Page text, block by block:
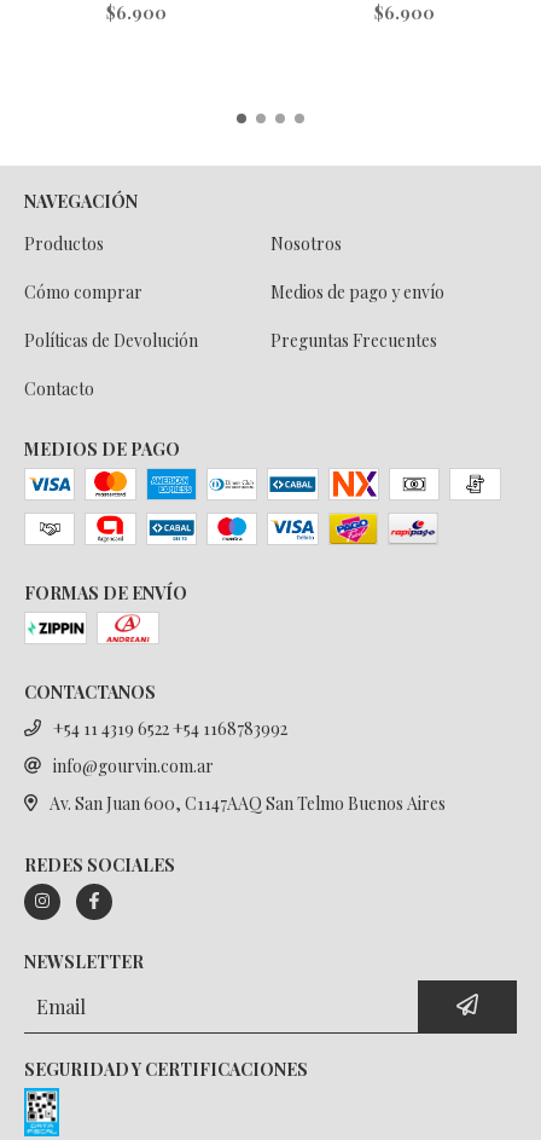
$6.900 $6.900
NAVEGACIÓN
Productos
Nosotros
Cómo comprar Medios de pago y envío
Políticas de Devolución Preguntas Frecuentes
Contacto
MEDIOS DE PAGO
FORMAS DE ENVÍO
CONTACTANOS
+54 11 4319 6522 +54 1168783992
info@gourvin.com.ar
Av. San Juan 600, C1147AAQ San Telmo Buenos Aires
REDES SOCIALES
NEWSLETTER
SEGURIDAD Y CERTIFICACIONES